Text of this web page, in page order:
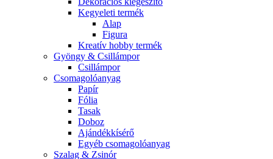
Kegyeleti termék
Alap
Figura
Kreatív hobby termék
Gyöngy & Csillámpor
Csillámpor
Csomagolóanyag
Papír
Fólia
Tasak
Doboz
Ajándékkísérő
Egyéb csomagolóanyag
Szalag & Zsinór